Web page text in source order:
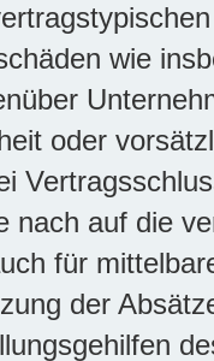
wie
oder
nach auf die
für
der